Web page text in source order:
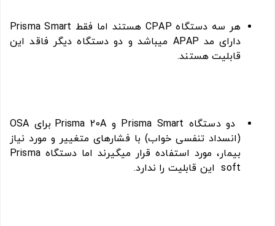
هر سه دستگاهCPAP
هستند اما فقط Prisma Smart
دارای مد APAP میباشد و دو دستگاه دیگر فاقد این
قابلیت هستند.
دو دستگاه Prisma Smart و Prisma 20A برای OSA
(انسداد تنفسی خواب) با فشارهای متغییر و مورد نیاز
بیمار، مورد استفاده قرار میگیرند اما دستگاه Prisma
soft این قابلیت را ندارد.